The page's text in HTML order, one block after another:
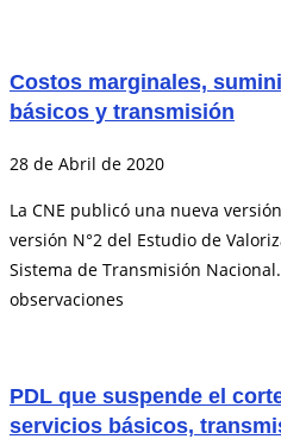
Costos marginales,
básicos y transmisión
28 de Abril de 2020
La CNE publicó una nueva
versión N°2 del Estudio de
Sistema de Transmisión
observaciones
PDL que suspende el
servicios básicos,